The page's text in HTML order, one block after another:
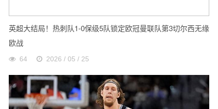
英超大结局！热刺队1-0保级5队锁定欧冠曼联队第3切尔西无缘
欧战
64 2026 / 05 / 25